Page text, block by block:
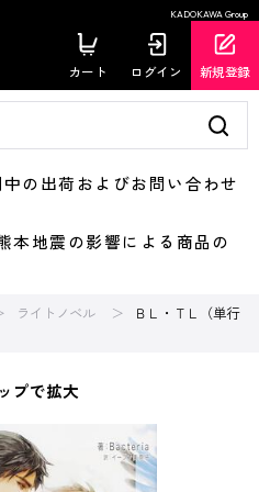
KADOKAWA Group
カート ログイン 新規登録
出荷およびお問い合わせ
地震の影響による商品の
ライトノベル
ＢＬ・ＴＬ（単行
プで拡大